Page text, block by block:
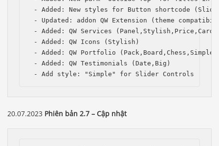
- Added: New styles for Button shortcode
- Updated: addon QW Extension (theme
- Added: QW Services
- Added: QW Icons (Stylish)
- Added: QW Portfolio
- Added: QW Testimonials (Date,Big)
- Add style: "Simple" for Slider Controls
20.07.2023 Phiên bản 2.7 – Cập nhật